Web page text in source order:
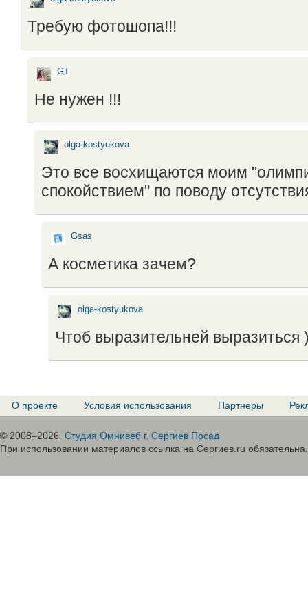
Требую фотошопа!!!
GT
Не нужен !!!
olga-kostyukova
Это все восхищаются моим
спокойствием" по поводу
Gsas
А косметика зачем?
olga-kostyukova
Чтоб выразительней выразиться
О проекте Условия использования Партнеры
© 2008–2026. Студия Омнивеб г. Сергиев Посад
При использовании материалов ссылка на Сергиев.ru обязательна.